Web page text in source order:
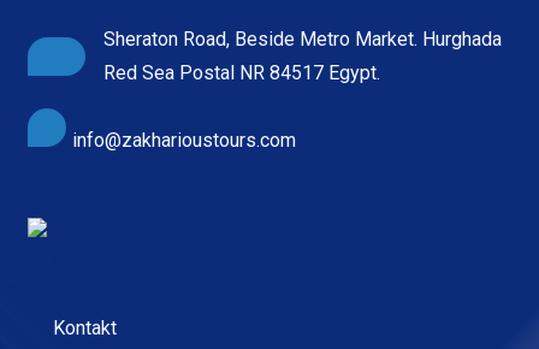
Sheraton Road, Beside Metro Market. Hurghada
Red Sea Postal NR 84517 Egypt.
info@zakharioustours.com
Kontakt